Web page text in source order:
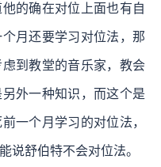
的确在对位上面也有自
月还要学习对位法，那
到教堂的音乐家，教会
外一种知识，而这个是
一个月学习的对位法，
说舒伯特不会对位法。